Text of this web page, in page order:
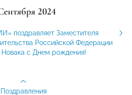
2024
поздравляет Заместителя
Российской Федерации
с Днем рождения!
Поздравления